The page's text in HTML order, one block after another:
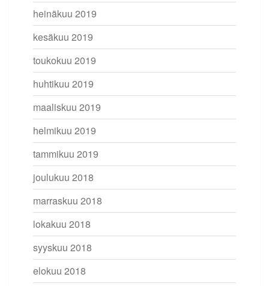
heinäkuu 2019
kesäkuu 2019
toukokuu 2019
huhtikuu 2019
maaliskuu 2019
helmikuu 2019
tammikuu 2019
joulukuu 2018
marraskuu 2018
lokakuu 2018
syyskuu 2018
elokuu 2018